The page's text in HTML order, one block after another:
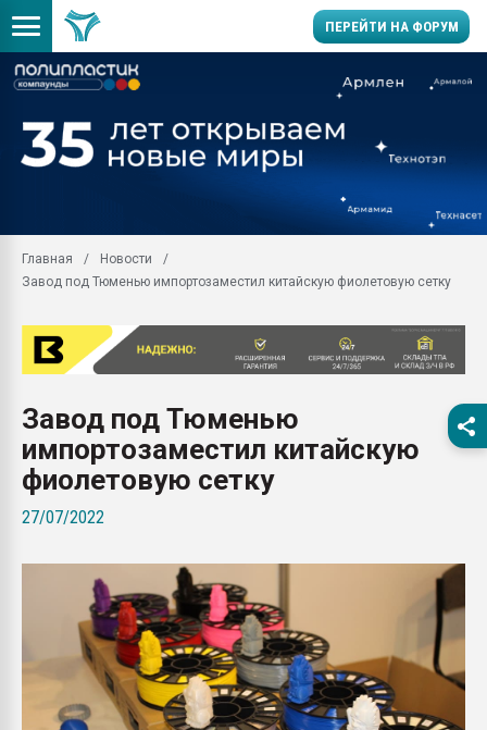
ПЕРЕЙТИ НА ФОРУМ
производство SPC
заводу пластмасс"
Подмосковье, Москва
28.07.2026
28.07.2026
ситуацией на
ПЕРЕЙТИ НА
Главная
Новости
Завод под Тюменью импортозаместил китайскую фиолетовую сетку
Завод под Тюменью
импортозаместил китайскую
фиолетовую сетку
27/07/2022